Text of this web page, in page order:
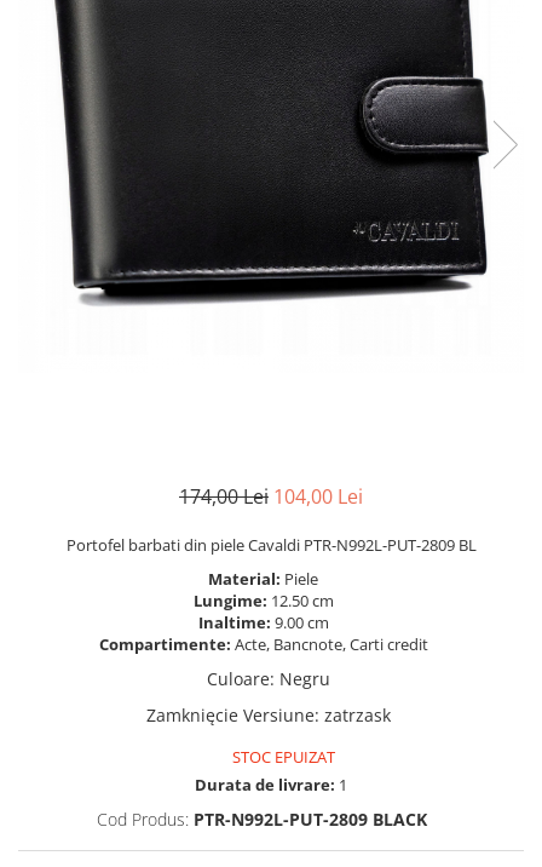
174,00 Lei 104,00 Lei
Portofel barbati din piele Cavaldi PTR-N992L-PUT-2809 BL
Material: Piele
Lungime: 12.50 cm
Inaltime: 9.00 cm
Compartimente: Acte, Bancnote, Carti credit
Culoare: Negru
Zamknięcie Versiune: zatrzask
STOC EPUIZAT
Durata de livrare: 1
Cod Produs: PTR-N992L-PUT-2809 BLACK